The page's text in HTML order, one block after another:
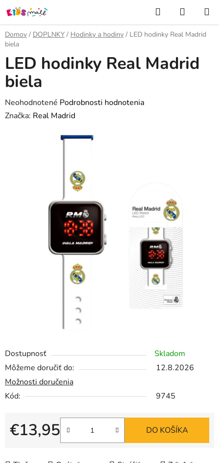
Prejsť
na
obsah
Hľadať
KOŠÍK
Domov / DOPLNKY / Hodinky a hodiny / LED hodinky Real Madrid
biela
Dostupnosť
Skladom
Môžeme doručiť do:
12.8.2026
Možnosti doručenia
Kód:
9745
€13,95
Jednotková cena:
DO KOŠÍKA
LED hodinky Real Madrid
biela
Priemerné
hodnotenie
Neohodnotené Podrobnosti hodnotenia
Značka: Real Madrid